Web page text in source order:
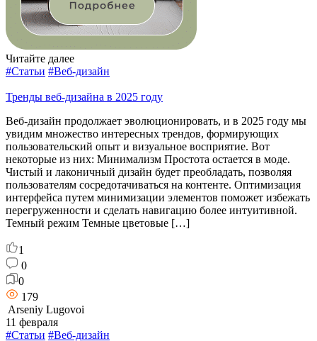
Читайте далее
#Статьи #Веб-дизайн
Тренды веб-дизайна в 2025 году
Веб-дизайн продолжает эволюционировать, и в 2025 году мы
увидим множество интересных трендов, формирующих
пользовательский опыт и визуальное восприятие. Вот
некоторые из них: Минимализм Простота остается в моде.
Чистый и лаконичный дизайн будет преобладать, позволяя
пользователям сосредотачиваться на контенте. Оптимизация
интерфейса путем минимизации элементов поможет избежать
перегруженности и сделать навигацию более интуитивной.
Темный режим Темные цветовые […]
1
0
0
179
Arseniy Lugovoi
11 февраля
#Статьи #Веб-дизайн